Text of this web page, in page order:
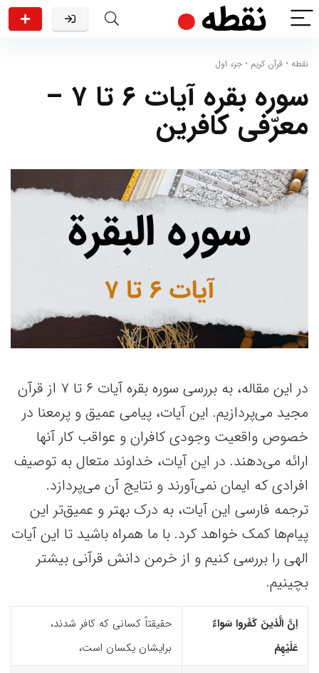
نقطه • قرآن کریم • جزء اول
سوره بقره آیات ۶ تا ۷ –
معرّفی کافرین
در این مقاله، به بررسی سوره بقره آیات ۶ تا ۷ از قرآن
مجید می‌پردازیم. این آیات، پیامی عمیق و پرمعنا در
خصوص واقعیت وجودی کافران و عواقب کار آنها
ارائه می‌دهند. در این آیات، خداوند متعال به توصیف
افرادی که ایمان نمی‌آورند و نتایج آن می‌پردازد.
ترجمه فارسی این آیات، به درک بهتر و عمیق‌تر این
پیام‌ها کمک خواهد کرد. با ما همراه باشید تا این آیات
الهی را بررسی کنیم و از خرمن دانش قرآنی بیشتر
بچینیم.
اِنَّ الَّذینَ کَفَروا سَواءٌ
عَلَیْهِمْ
حقیقتاً کسانی که کافر شدند،
برایشان یکسان است،